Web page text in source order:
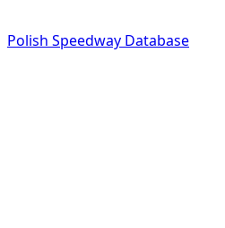
Polish Speedway Database